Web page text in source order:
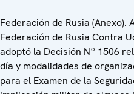
Federación de Rusia (Anexo).
Federación de Rusia Contra
adoptó la Decisión Nº 1506
día y modalidades de
para el Examen de la